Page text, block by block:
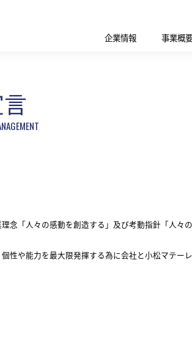
企業情報
事業概
念「人々の感動を創造する」及び考動指針「人
性や能力を最大限発揮する為に会社と小松マテー